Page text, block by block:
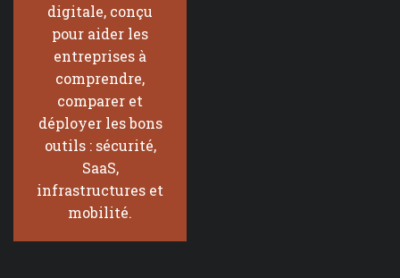
digitale, conçu
pour aider les
entreprises à
comprendre,
comparer et
déployer les bons
outils : sécurité,
SaaS,
infrastructures et
mobilité.